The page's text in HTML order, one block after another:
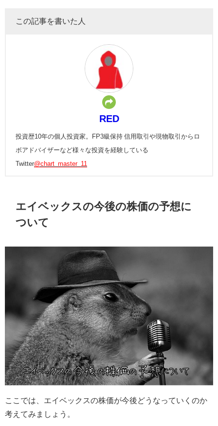
この記事を書いた人
RED
投資歴10年の個人投資家。FP3級保持 信用取引や現物取引からロ
ボアドバイザーなど様々な投資を経験している
Twitter@chart_master_11
エイベックスの今後の株価の予想に
ついて
ここでは、エイベックスの株価が今後どうなっていくのか
考えてみましょう。